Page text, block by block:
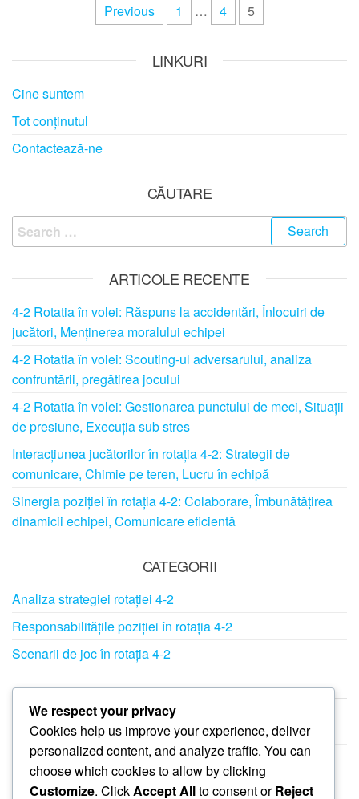
Previous 1 … 4 5
LINKURI
Cine suntem
Tot conținutul
Contactează-ne
CĂUTARE
Search
for:
ARTICOLE RECENTE
4-2 Rotatia în volei: Răspuns la accidentări, Înlocuiri de
jucători, Menținerea moralului echipei
4-2 Rotatia în volei: Scouting-ul adversarului, analiza
confruntării, pregătirea jocului
4-2 Rotatia în volei: Gestionarea punctului de meci, Situații
de presiune, Execuția sub stres
Interacțiunea jucătorilor în rotația 4-2: Strategii de
comunicare, Chimie pe teren, Lucru în echipă
Sinergia poziției în rotația 4-2: Colaborare, Îmbunătățirea
dinamicii echipei, Comunicare eficientă
CATEGORII
Analiza strategiei rotației 4-2
Responsabilitățile poziției în rotația 4-2
Scenarii de joc în rotația 4-2
February 2026
January 2026
We respect your privacy
Cookies help us improve your experience, deliver
personalized content, and analyze traffic. You can
choose which cookies to allow by clicking
Customize. ClickAccept Allto consent orReject